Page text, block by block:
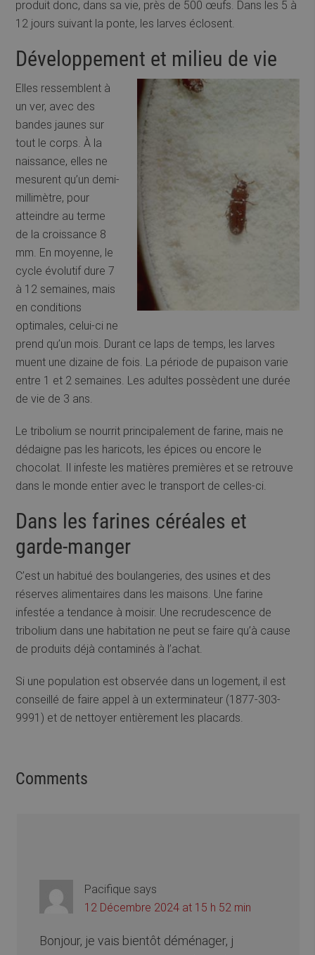
produit donc, dans sa vie, près de 500 œufs. Dans les 5 à
12 jours suivant la ponte, les larves éclosent.
Développement et milieu de vie
Elles ressemblent à
un ver, avec des
bandes jaunes sur
tout le corps. À la
naissance, elles ne
mesurent qu’un demi-
millimètre, pour
atteindre au terme
de la croissance 8
mm. En moyenne, le
cycle évolutif dure 7
à 12 semaines, mais
en conditions
optimales, celui-ci ne
prend qu’un mois. Durant ce laps de temps, les larves
muent une dizaine de fois. La période de pupaison varie
entre 1 et 2 semaines. Les adultes possèdent une durée
de vie de 3 ans.
Le tribolium se nourrit principalement de farine, mais ne
dédaigne pas les haricots, les épices ou encore le
chocolat. Il infeste les matières premières et se retrouve
dans le monde entier avec le transport de celles-ci.
Dans les farines céréales et
garde-manger
C’est un habitué des boulangeries, des usines et des
réserves alimentaires dans les maisons. Une farine
infestée a tendance à moisir. Une recrudescence de
tribolium dans une habitation ne peut se faire qu’à cause
de produits déjà contaminés à l’achat.
Si une population est observée dans un logement, il est
conseillé de faire appel à un exterminateur (1877-303-
9991) et de nettoyer entièrement les placards.
Comments
Pacifique says
12 Décembre 2024 at 15 h 52 min
Bonjour, je vais bientôt déménager, j